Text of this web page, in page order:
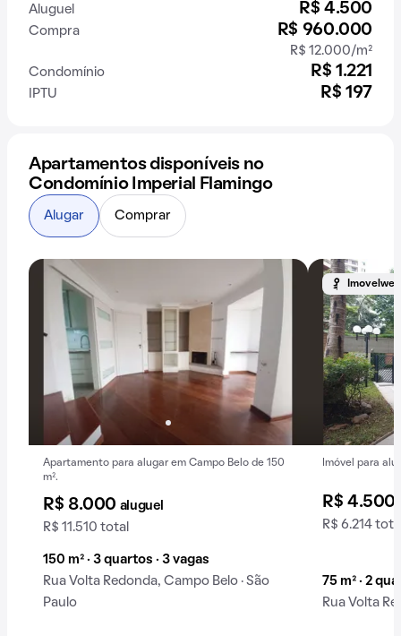
Aluguel R$ 4.500
Compra R$ 960.000
R$ 12.000/m²
Condomínio
R$ 1.221
IPTU R$ 197
Apartamentos disponíveis no
Condomínio Imperial Flamingo
Apartamento para alugar em Campo Belo de 150
m².
R$ 8.000 aluguel
R$ 11.510 total
150 m² · 3 quartos · 3 vagas
Rua Volta Redonda, Campo Belo · São
Paulo
Imovelweb
Imóvel para
R$ 4.500
R$ 6.214
75 m² · 2
Rua Volta
Alugar Comprar